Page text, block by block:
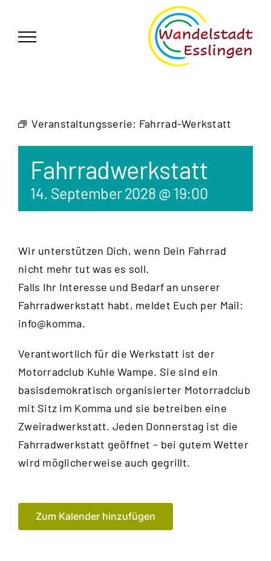
springen
Veranstaltungsserie: Fahrrad-Werkstatt
Fahrradwerkstatt
14. September 2028 @ 19:00
Wir unterstützen Dich, wenn Dein Fahrrad
nicht mehr tut was es soll.
Falls Ihr Interesse und Bedarf an unserer
Fahrradwerkstatt habt, meldet Euch per Mail:
info@komma.
Verantwortlich für die Werkstatt ist der
Motorradclub Kuhle Wampe. Sie sind ein
basisdemokratisch organisierter Motorradclub
mit Sitz im Komma und sie betreiben eine
Zweiradwerkstatt. Jeden Donnerstag ist die
Fahrradwerkstatt geöffnet – bei gutem Wetter
wird möglicherweise auch gegrillt.
Zum Kalender hinzufügen